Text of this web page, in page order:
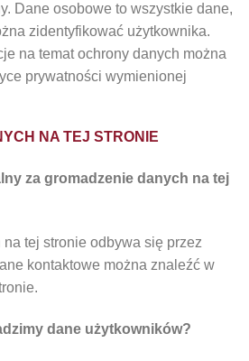
Dane osobowe to wszystkie dane,
zidentyfikować użytkownika.
na temat ochrony danych można
prywatności wymienionej
NA TEJ STRONIE
za gromadzenie danych na tej
tej stronie odbywa się przez
kontaktowe można znaleźć w
dane użytkowników?